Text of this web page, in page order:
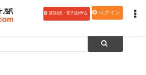
購読(紙・電子版)申込 ログイン